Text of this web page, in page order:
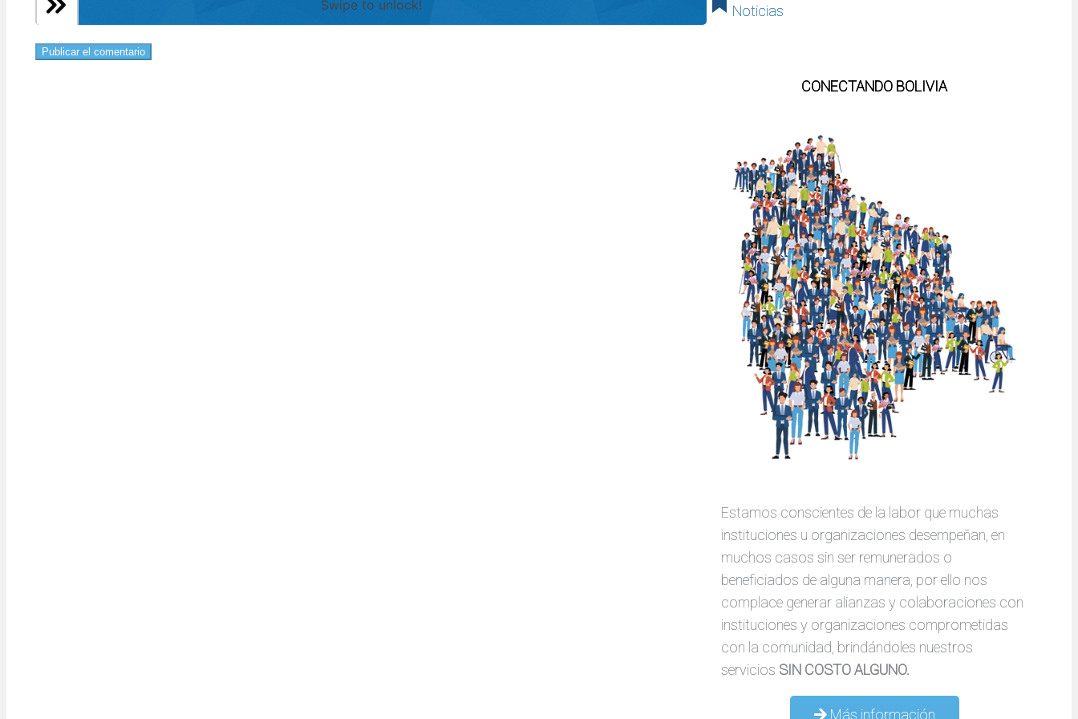
Swipe to unlock! Noticias
CONECTANDO BOLIVIA
Estamos conscientes de la labor que muchas
instituciones u organizaciones desempeñan, en
muchos casos sin ser remunerados o
beneficiados de alguna manera, por ello nos
complace generar alianzas y colaboraciones con
instituciones y organizaciones comprometidas
con la comunidad, brindándoles nuestros
servicios SIN COSTO ALGUNO.
Más información